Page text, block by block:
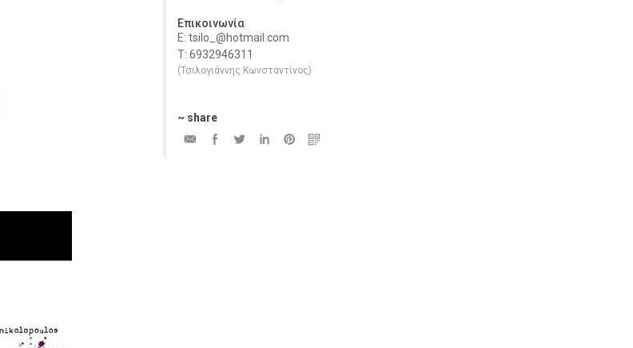
Επικοινωνία
E: tsilo_@hotmail.com
Τ: 6932946311
(Τσιλογιάννης Κωνσταντίνος)
~ share